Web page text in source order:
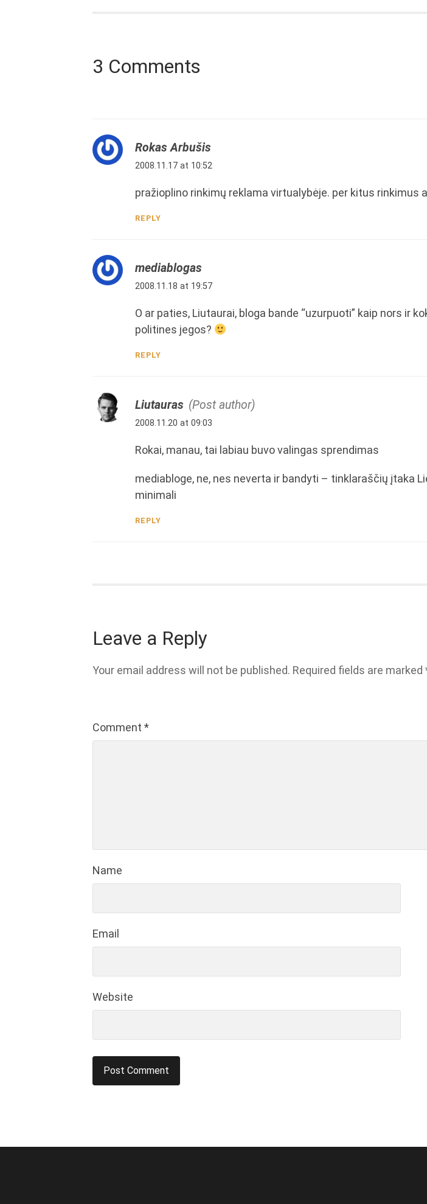
3 Comments
Rokas Arbušis
2008.11.17 at 10:52
pražioplino rinkimų reklama virtualybėje. per kitus rinkimus
REPLY
mediablogas
2008.11.18 at 19:57
O ar paties, Liutaurai, bloga bande “uzurpuoti” kaip nors ir
politines jegos?
REPLY
Liutauras (Post author)
2008.11.20 at 09:03
Rokai, manau, tai labiau buvo valingas sprendimas
mediabloge, ne, nes neverta ir bandyti – tinklaraščių įtaka
minimali
REPLY
Leave a Reply
Your email address will not be published. Required fields are marked
Comment *
Name
Email
Website